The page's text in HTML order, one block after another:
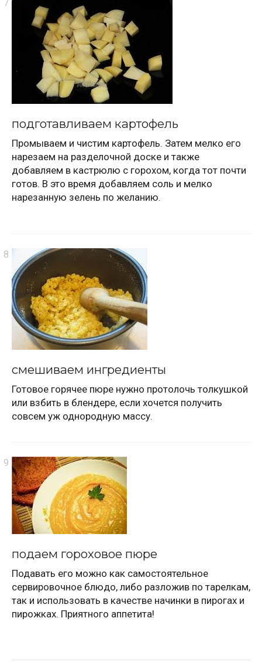
подготавливаем картофель
Промываем и чистим картофель. Затем мелко его
нарезаем на разделочной доске и также
добавляем в кастрюлю с горохом, когда тот почти
готов. В это время добавляем соль и мелко
нарезанную зелень по желанию.
смешиваем ингредиенты
Готовое горячее пюре нужно протолочь толкушкой
или взбить в блендере, если хочется получить
совсем уж однородную массу.
подаем гороховое пюре
Подавать его можно как самостоятельное
сервировочное блюдо, либо разложив по тарелкам,
так и использовать в качестве начинки в пирогах и
пирожках. Приятного аппетита!